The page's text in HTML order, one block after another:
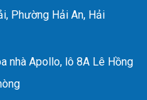
Phường Hải An, Hải
nhà Apollo, lô 8A Lê Hồng